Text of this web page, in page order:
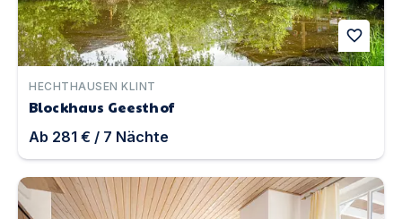
favorite
HECHTHAUSEN KLINT
Blockhaus Geesthof
Ab 281 € / 7 Nächte
Seemannsgarn Greetsiel | Unterkunft in Greetsiel